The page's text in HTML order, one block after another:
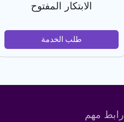
الابتكار المفتوح
طلب الخدمة
رابط مهم